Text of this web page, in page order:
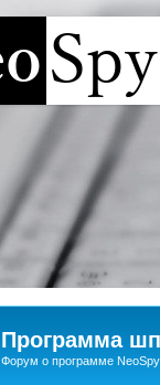
Программа
Программа
Форум о программе NeoSpy